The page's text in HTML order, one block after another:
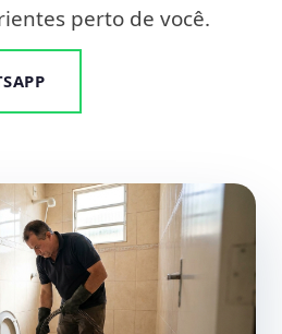
perto de você.